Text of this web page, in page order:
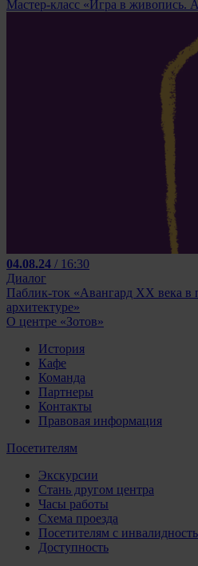
Мастер-класс «Игра в живопись.
04.08.24 / 16:30
Диалог
Паблик-ток «Авангард XX века в
архитектуре»
О центре «Зотов»
История
Кафе
Команда
Партнеры
Контакты
Правовая информация
Посетителям
Экскурсии
Стань другом центра
Часы работы
Схема проезда
Посетителям с
Доступность